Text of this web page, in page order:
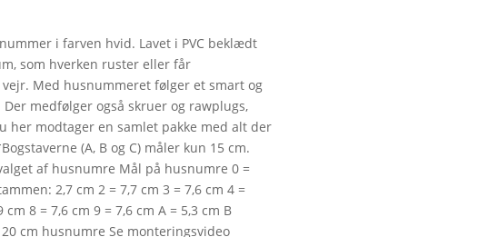
i farven hvid. Lavet i PVC beklædt
som hverken ruster eller får
Med husnummeret følger et smart og
medfølger også skruer og rawplugs,
her modtager en samlet pakke med alt der
(A, B og C) måler kun 15 cm.
af husnumre Mål på husnumre 0 =
2,7 cm 2 = 7,7 cm 3 = 7,6 cm 4 =
8 = 7,6 cm 9 = 7,6 cm A = 5,3 cm B
cm husnumre Se monteringsvideo